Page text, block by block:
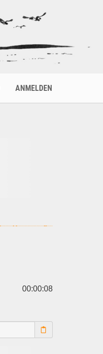
ANMELDEN
00:00:08